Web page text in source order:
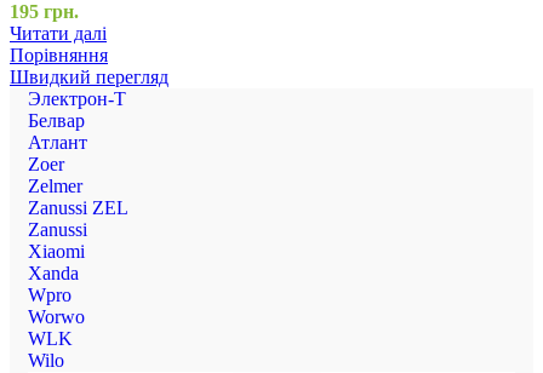
195 грн.
Читати далі
Порівняння
Швидкий перегляд
Электрон-Т
Белвар
Атлант
Zoer
Zelmer
Zanussi ZEL
Zanussi
Xiaomi
Xanda
Wpro
Worwo
WLK
Wilo